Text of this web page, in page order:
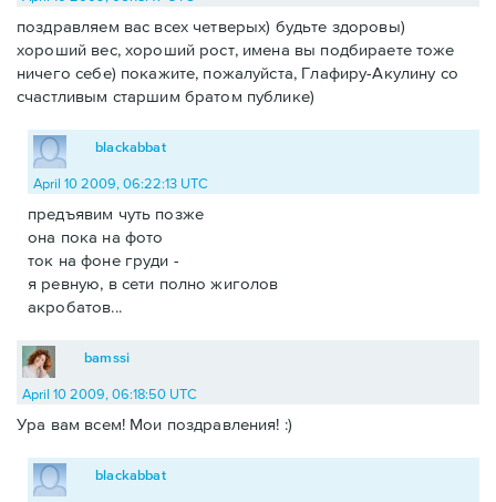
поздравляем вас всех четверых) будьте здоровы)
хороший вес, хороший рост, имена вы подбираете тоже
ничего себе) покажите, пожалуйста, Глафиру-Акулину со
счастливым старшим братом публике)
blackabbat
April 10 2009, 06:22:13 UTC
предъявим чуть позже
она пока на фото
ток на фоне груди -
я ревную, в сети полно жиголов
акробатов...
bamssi
April 10 2009, 06:18:50 UTC
Ура вам всем! Мои поздравления! :)
blackabbat